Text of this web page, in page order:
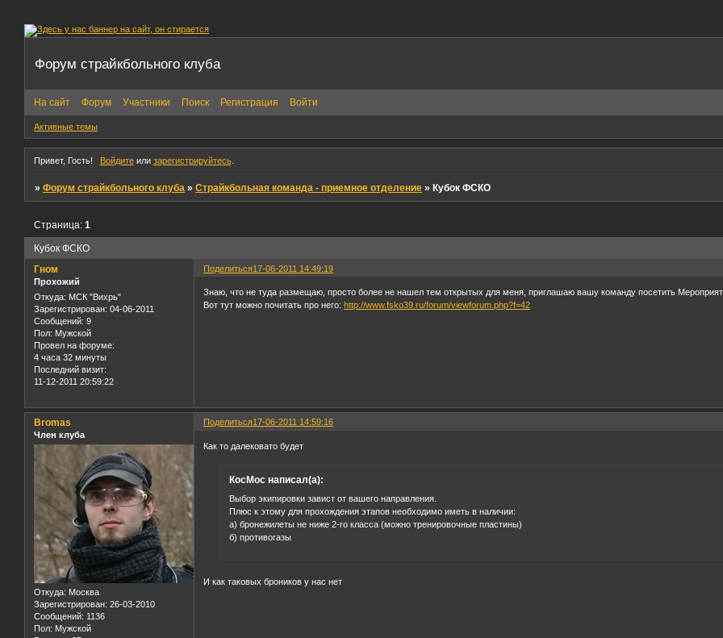
Форум страйкбольного клуба
На сайт Форум Участники Поиск Регистрация Войти
Активные темы
Привет, Гость! Войдитеили зарегистрируйтесь.
»Форум страйкбольного клуба »Страйкбольная команда - приемное отделение »Кубок ФСКО
Кубок ФСКО
Страница:1
Поделиться17-06-2011 14:49:19
Гном
Прохожий
Откуда: МСК "Вихрь"
Зарегистрирован: 04-06-2011
Сообщений: 9
Пол: Мужской
Провел на форуме:
4 часа 32 минуты
Последний визит:
11-12-2011 20:59:22
Знаю, что не туда размещаю, просто более не нашел тем открытых для меня, приглашаю вашу команду посетить
Вот тут можно почитать про него: http://www.fsko39.ru/forum/viewforum.php?f=42
Поделиться17-06-2011 14:59:16
Bromas
Член клуба
Откуда: Москва
Зарегистрирован: 26-03-2010
Сообщений: 1136
Пол: Мужской
Как то далековато будет
КосМос написал(а):
Выбор экипировки завист от вашего направления.
Плюс к этому для прохождения этапов необходимо иметь в наличии:
а) бронежилеты не ниже 2-го класса (можно тренировочные пластины)
б) противогазы
И как таковых броников у нас нет